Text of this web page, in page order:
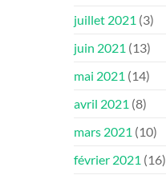
juillet 2021 (3)
juin 2021 (13)
mai 2021 (14)
avril 2021 (8)
mars 2021 (10)
février 2021 (16)